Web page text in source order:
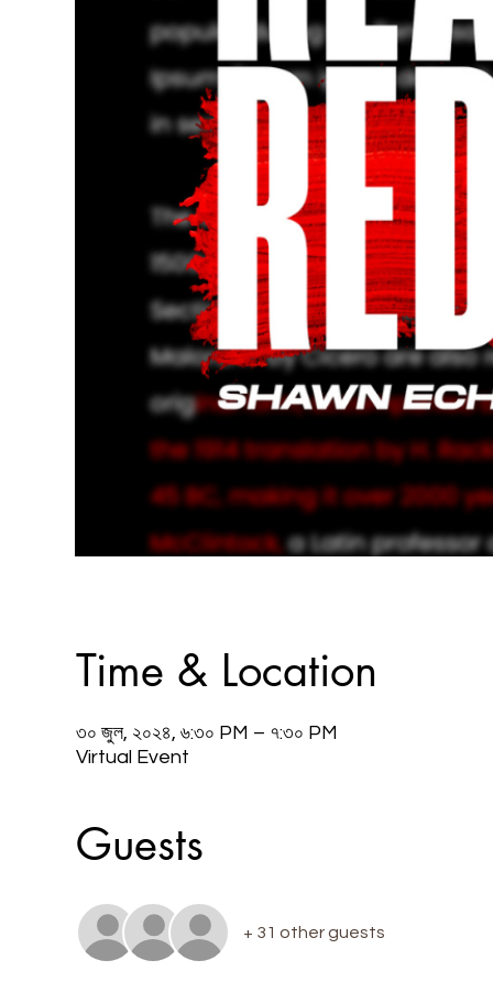
Time & Location
৩০ জুল, ২০২৪, ৬:৩০ PM – ৭:৩০ PM
Virtual Event
Guests
+ 31 other guests